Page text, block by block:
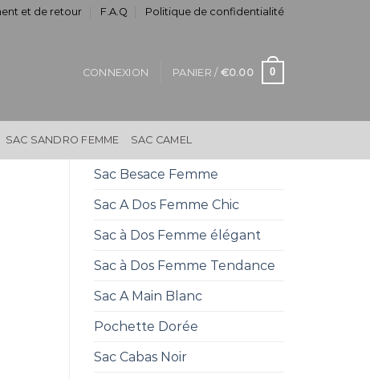
et de retour F.A.Q Politique de confidentialité
CONNEXION PANIER / €0.00 0
SAC SANDRO FEMME SAC CAMEL
Sac Besace Femme
Sac A Dos Femme Chic
Sac à Dos Femme élégant
Sac à Dos Femme Tendance
Sac A Main Blanc
Pochette Dorée
Sac Cabas Noir